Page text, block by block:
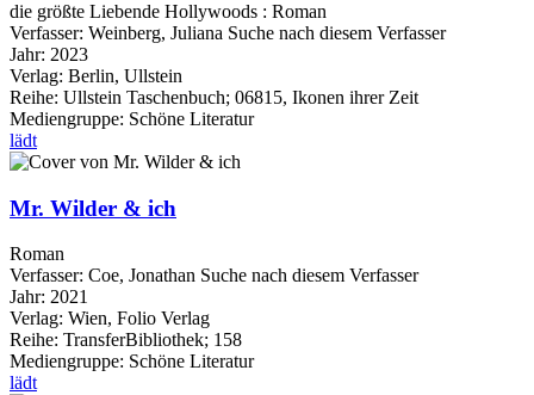
die größte Liebende Hollywoods : Roman
Verfasser: Weinberg, Juliana Suche nach diesem Verfasser
Jahr: 2023
Verlag: Berlin, Ullstein
Reihe: Ullstein Taschenbuch; 06815, Ikonen ihrer Zeit
Mediengruppe: Schöne Literatur
lädt
Mr. Wilder & ich
Roman
Verfasser: Coe, Jonathan Suche nach diesem Verfasser
Jahr: 2021
Verlag: Wien, Folio Verlag
Reihe: TransferBibliothek; 158
Mediengruppe: Schöne Literatur
lädt